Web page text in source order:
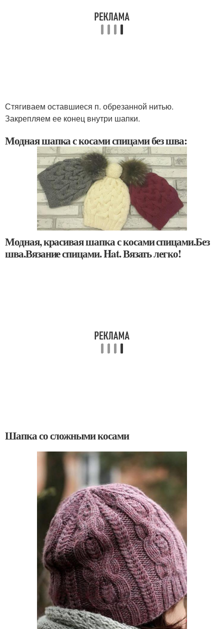
Стягиваем оставшиеся п. обрезанной нитью.
Закрепляем ее конец внутри шапки.
Модная шапка с косами спицами без шва:
Модная, красивая шапка с косами спицами.Без
шва.Вязание спицами. Hat. Вязать легко!
Шапка со сложными косами